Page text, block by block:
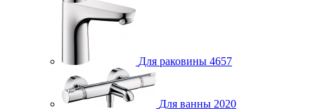
Для раковины 4657
Для ванны 2020